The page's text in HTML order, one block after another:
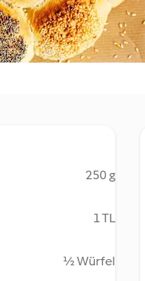
250 g
1 TL
½ Würfel